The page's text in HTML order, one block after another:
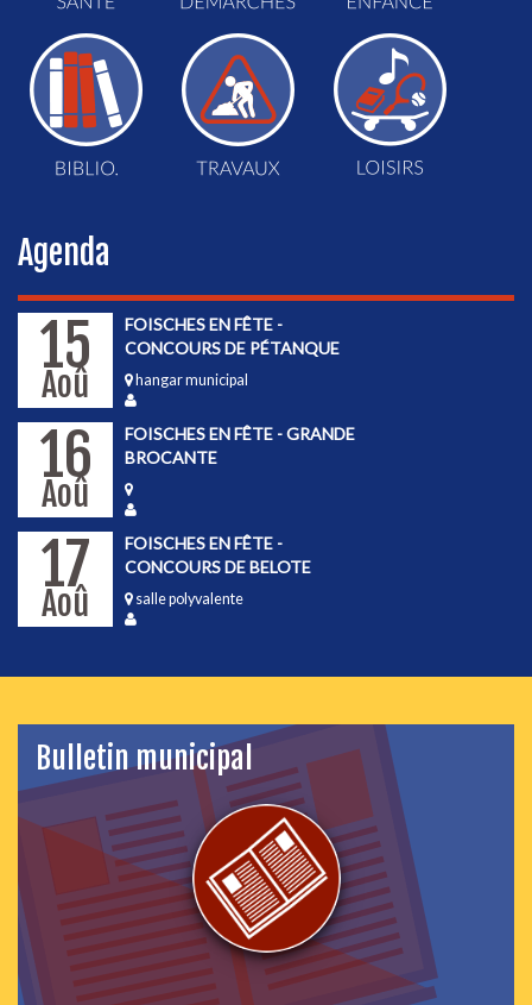
Agenda
15
Aoû
FOISCHES EN FÊTE -
CONCOURS DE PÉTANQUE
hangar municipal
16
Aoû
FOISCHES EN FÊTE - GRANDE
BROCANTE
17
Aoû
FOISCHES EN FÊTE -
CONCOURS DE BELOTE
salle polyvalente
Bulletin municipal